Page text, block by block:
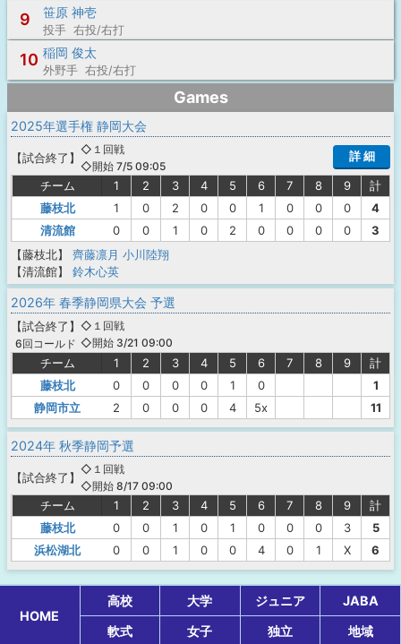
9 笹原 神壱
投手 右投/右打
10 稲岡 俊太
外野手 右投/右打
Games
2025年選手権 静岡大会
【試合終了 】
◇１回戦
◇開始 7/5 09:05
詳 細
チーム 1 2 3 4 5 6 7 8 9
計
藤枝北
1 0 2 0 0 1 0 0 0
4
清流館
0 0 1 0 2 0 0 0 0
3
【藤枝北】
齊藤凛月 小川陸翔
【清流館】
鈴木心英
2026年 春季静岡県大会 予選
【試合終了 】
6回コールド
◇１回戦
◇開始 3/21 09:00
チーム 1 2 3 4 5 6 7 8 9
計
藤枝北
0 0 0 0 1 0
1
静岡市立
2 0 0 0 4 5x 11
2024年 秋季静岡予選
【試合終了 】
◇１回戦
◇開始 8/17 09:00
チーム 1 2 3 4 5 6 7 8 9
計
藤枝北
0 0 1 0 1 0 0 0 3
5
浜松湖北
0 0 1 0 0 4 0 1 X 6
HOME
高校 大学 ジュニア
JABA
軟式
女子 独立 地域